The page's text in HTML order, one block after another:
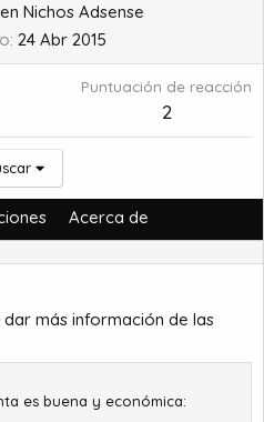
Nichos Adsense
24 Abr 2015
Puntuación de reacción
2
Acerca de
más información de las
es buena y económica: